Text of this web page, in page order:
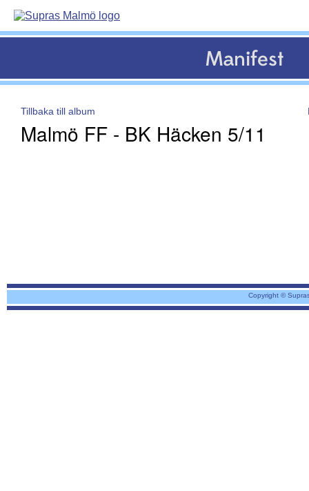
Manifest
Malmö FF - BK Häcken 5/11
Tillbaka till album
Copyright ©